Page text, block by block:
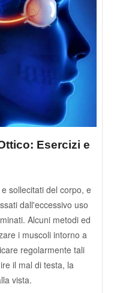
Esercizi e
sollecitati del corpo, e
dall'eccessivo uso
Alcuni metodi ed
i muscoli intorno a
regolarmente tali
il mal di testa, la
vista.